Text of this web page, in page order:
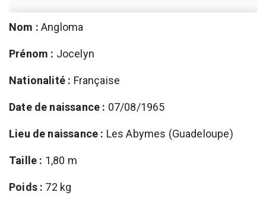
Nom : Angloma
Prénom : Jocelyn
Nationalité : Française
Date de naissance : 07/08/1965
Lieu de naissance : Les Abymes (Guadeloupe)
Taille : 1,80 m
Poids : 72 kg